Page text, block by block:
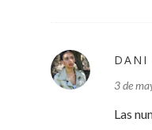
DANI
3 de
Las